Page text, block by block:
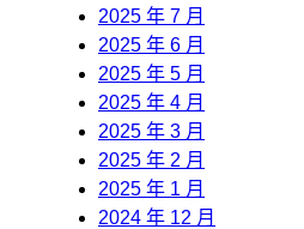
2025 年 7 月
2025 年 6 月
2025 年 5 月
2025 年 4 月
2025 年 3 月
2025 年 2 月
2025 年 1 月
2024 年 12 月